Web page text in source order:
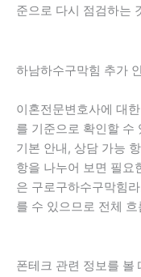
준으로 다시 점검하는
하남하수구막힘 추가
이혼전문변호사에 대
를 기준으로 확인할
기본 안내, 상담 가능
항을 나누어 보면 필요
은 구로구하수구막힘
를 수 있으므로 전체
폰테크 관련 정보를 볼